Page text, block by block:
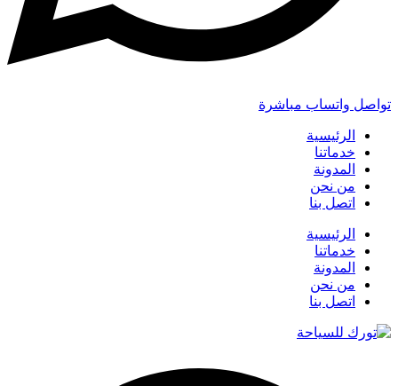
تواصل واتساب مباشرة
الرئيسية
خدماتنا
المدونة
من نحن
اتصل بنا
الرئيسية
خدماتنا
المدونة
من نحن
اتصل بنا